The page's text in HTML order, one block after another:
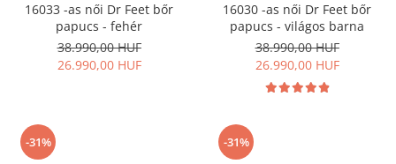
16033 -as női Dr Feet bőr
papucs - fehér
38.990,00 HUF
26.990,00 HUF
16030 -as női Dr Feet bőr
papucs - világos barna
38.990,00 HUF
26.990,00 HUF
-31% -31%